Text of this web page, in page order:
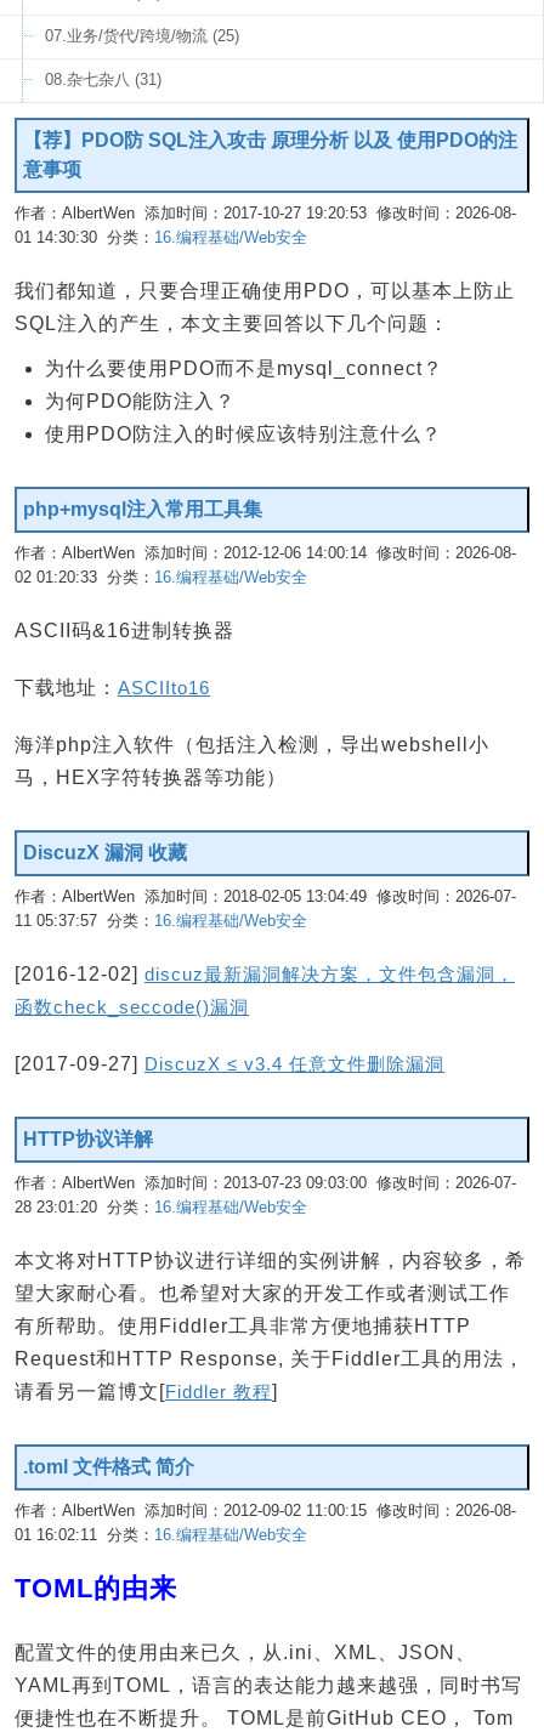
07.业务/货代/跨境/物流 (25)
08.杂七杂八 (31)
【荐】PDO防 SQL注入攻击 原理分析 以及 使用PDO的注
意事项
作者：AlbertWen 添加时间：2017-10-27 19:20:53 修改时间：2026-08-
01 14:30:30 分类： 16.编程基础/Web安全
我们都知道，只要合理正确使用PDO，可以基本上防止
SQL注入的产生，本文主要回答以下几个问题：
为什么要使用PDO而不是mysql_connect？
为何PDO能防注入？
使用PDO防注入的时候应该特别注意什么？
php+mysql注入常用工具集
作者：AlbertWen 添加时间：2012-12-06 14:00:14 修改时间：2026-08-
02 01:20:33 分类： 16.编程基础/Web安全
ASCII码&16进制转换器
下载地址： ASCIIto16
海洋php注入软件（包括注入检测，导出webshell小
马，HEX字符转换器等功能）
DiscuzX 漏洞 收藏
作者：AlbertWen 添加时间：2018-02-05 13:04:49 修改时间：2026-07-
11 05:37:57 分类： 16.编程基础/Web安全
[2016-12-02] discuz最新漏洞解决方案，文件包含漏洞，
函数check_seccode()漏洞
[2017-09-27] DiscuzX ≤ v3.4 任意文件删除漏洞
HTTP协议详解
作者：AlbertWen 添加时间：2013-07-23 09:03:00 修改时间：2026-07-
28 23:01:20 分类： 16.编程基础/Web安全
本文将对HTTP协议进行详细的实例讲解，内容较多，希
望大家耐心看。也希望对大家的开发工作或者测试工作
有所帮助。使用Fiddler工具非常方便地捕获HTTP
Request和HTTP Response, 关于Fiddler工具的用法，
请看另一篇博文[Fiddler 教程]
.toml 文件格式 简介
作者：AlbertWen 添加时间：2012-09-02 11:00:15 修改时间：2026-08-
01 16:02:11 分类： 16.编程基础/Web安全
TOML的由来
配置文件的使用由来已久，从.ini、XML、JSON、
YAML再到TOML，语言的表达能力越来越强，同时书写
便捷性也在不断提升。 TOML是前GitHub CEO， Tom